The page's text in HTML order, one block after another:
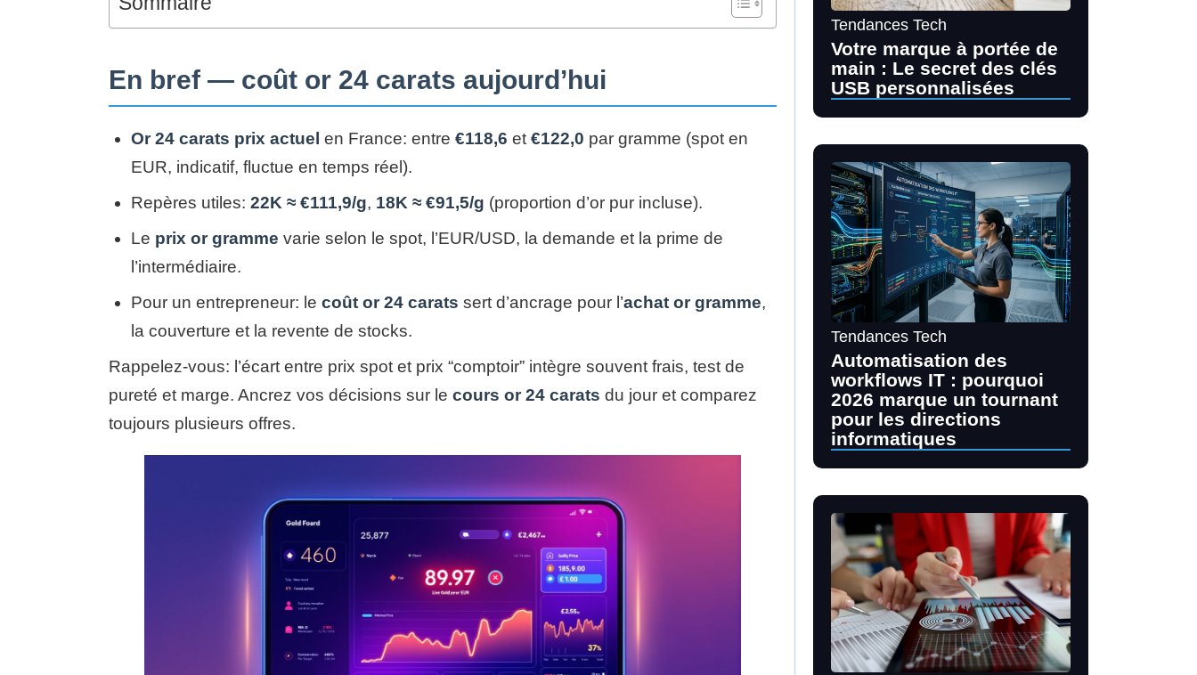
En bref — coût or 24 carats aujourd’hui
Or 24 carats prix actuel en France: entre €118,6 et €122,0 par gramme (spot en
EUR, indicatif, fluctue en temps réel).
Repères utiles: 22K ≈ €111,9/g, 18K ≈ €91,5/g (proportion d’or pur incluse).
Le prix or gramme varie selon le spot, l’EUR/USD, la demande et la prime de
l’intermédiaire.
Pour un entrepreneur: le coût or 24 carats sert d’ancrage pour l’achat or gramme,
la couverture et la revente de stocks.
Rappelez-vous: l’écart entre prix spot et prix “comptoir” intègre souvent frais, test de
pureté et marge. Ancrez vos décisions sur le cours or 24 carats du jour et comparez
toujours plusieurs offres.
Tendances Tech
Votre marque à portée de
main : Le secret des clés
USB personnalisées
Tendances Tech
Automatisation des
workflows IT : pourquoi
2026 marque un tournant
pour les directions
informatiques